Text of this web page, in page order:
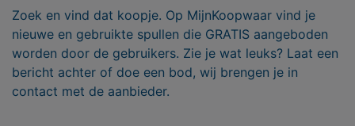
Zoek en vind dat koopje. Op MijnKoopwaar vind je
nieuwe en gebruikte spullen die GRATIS aangeboden
worden door de gebruikers. Zie je wat leuks? Laat een
bericht achter of doe een bod, wij brengen je in
contact met de aanbieder.